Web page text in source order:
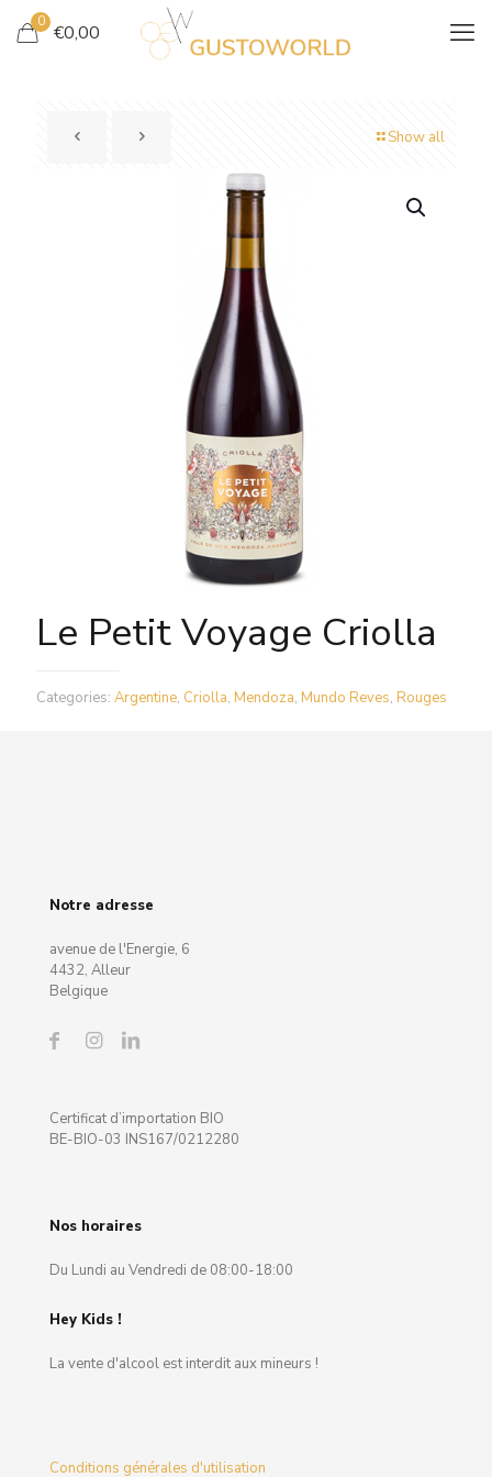
0 €0,00
Show all
Le Petit Voyage Criolla
Categories: Argentine, Criolla, Mendoza, Mundo Reves, Rouges
Notre adresse
avenue de l'Energie, 6
4432, Alleur
Belgique
Certificat d’importation BIO
BE-BIO-03 INS167/0212280
Nos horaires
Du Lundi au Vendredi de 08:00-18:00
Hey Kids !
La vente d'alcool est interdit aux mineurs !
Conditions générales d'utilisation